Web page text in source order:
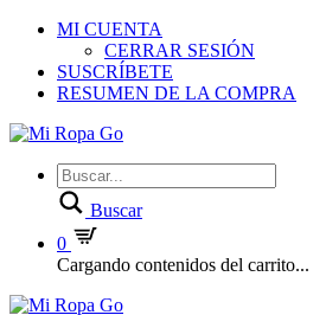
MI CUENTA
CERRAR SESIÓN
SUSCRÍBETE
RESUMEN DE LA COMPRA
Buscar
0
Cargando contenidos del carrito...